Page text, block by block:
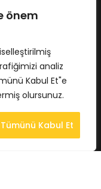
önem
analiz
Kabul Et"e
olursunuz.
Tümünü Kabul Et